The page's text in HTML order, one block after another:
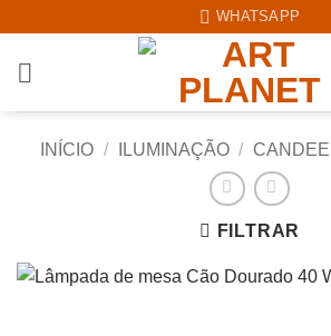
content
WHATSAPP
INÍCIO / ILUMINAÇÃO /
FILTRAR